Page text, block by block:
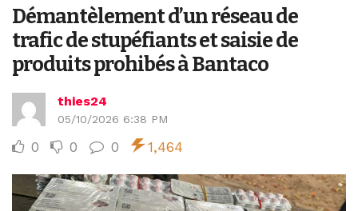
Démantèlement d’un réseau de
trafic de stupéfiants et saisie de
produits prohibés à Bantaco
thies24
05/10/2026 6:38 PM
0 0 0 1,464